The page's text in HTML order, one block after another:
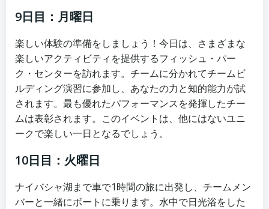
9日目：月曜日
楽しい体験の準備をしましょう！今日は、さまざまな
楽しいアクティビティを提供するフィッシュ・パー
ク・センターを訪れます。チームに分かれてチームビ
ルディング演習に参加し、あなたの力と知的能力が試
されます。最も優れたパフォーマンスを発揮したチー
ムは表彰されます。このイベントは、他にはないユニ
ークで楽しい一日となるでしょう。
10日目：火曜日
ナイバシャ湖まで車で1時間の旅に出発し、チームメン
バーと一緒にボートに乗ります。水中で日光浴をした